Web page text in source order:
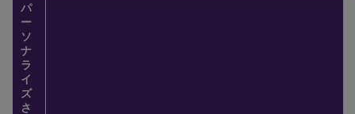
パ
ー
ソ
ナ
ラ
イ
ズ
さ